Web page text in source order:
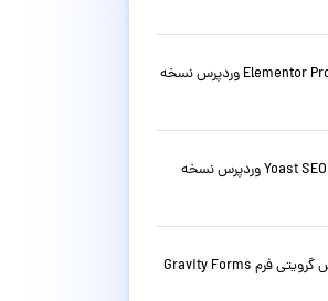
افزونه صفحه ساز المنتور پرو Elementor Pro وردپرس نسخه
افزونه فارسی سئو Yoast SEO Premium وردپرس نسخه
افزونه فرم ساز حرفه ای وردپرس گرویتی فرم Gravity Forms